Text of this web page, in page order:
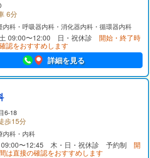
6分
内科・呼吸器内科・消化器内科・循環器内科
09:00〜12:00 日・祝休診 開始・終了時
認をおすすめします
詳細を見る
6-18
歩15分
内科・内科
09:00〜12:45 木・日・祝休診 予約制 開
は直接の確認をおすすめします